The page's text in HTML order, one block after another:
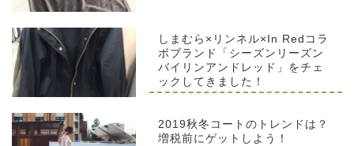
しまむら×リンネル×In Redコラ
ボブランド「シーズンリーズン
バイリンアンドレッド」をチェ
ックしてきました！
2019秋冬コートのトレンドは？
増税前にゲットしよう！